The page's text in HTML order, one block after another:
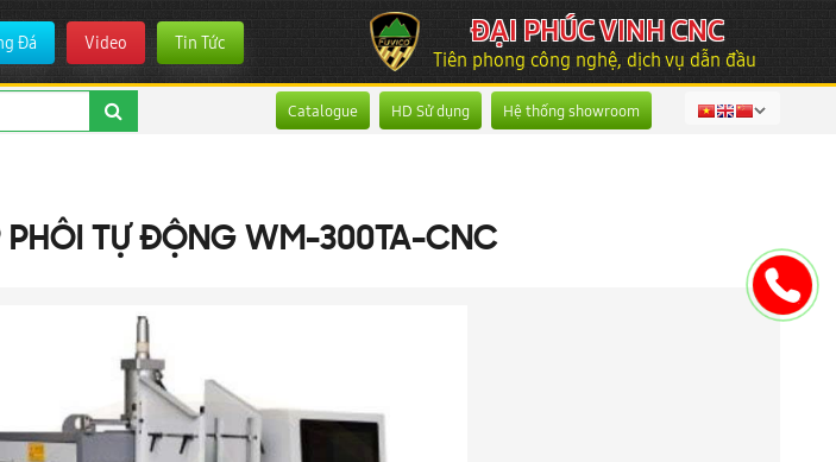
Đá Video Tin Tức ĐẠI PHÚC VINH CNC
Tiên phong công nghệ, dịch vụ dẫn đầu
Catalogue HD Sử dụng Hệ thống showroom
PHÔI TỰ ĐỘNG WM-300TA-CNC